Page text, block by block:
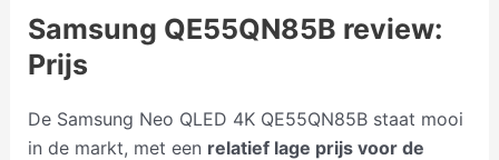
Samsung QE55QN85B review:
Prijs
De Samsung Neo QLED 4K QE55QN85B staat mooi
in de markt, met een relatief lage prijs voor de